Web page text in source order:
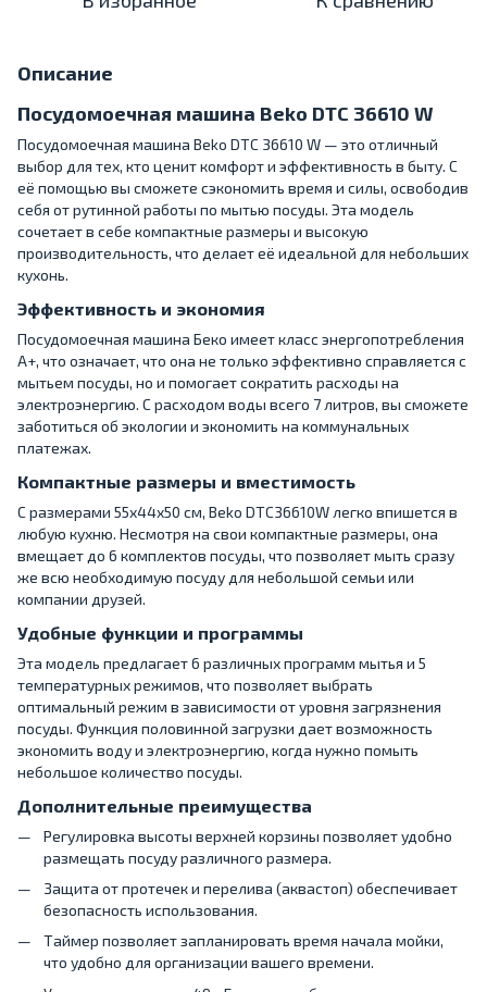
Описание
Посудомоечная машина Beko DTC 36610 W
Посудомоечная машина Beko DTC 36610 W — это отличный
выбор для тех, кто ценит комфорт и эффективность в быту. С
её помощью вы сможете сэкономить время и силы, освободив
себя от рутинной работы по мытью посуды. Эта модель
сочетает в себе компактные размеры и высокую
производительность, что делает её идеальной для небольших
кухонь.
Эффективность и экономия
Посудомоечная машина Беко имеет класс энергопотребления
A+, что означает, что она не только эффективно справляется с
мытьем посуды, но и помогает сократить расходы на
электроэнергию. С расходом воды всего 7 литров, вы сможете
заботиться об экологии и экономить на коммунальных
платежах.
Компактные размеры и вместимость
С размерами 55х44х50 см, Beko DTC36610W легко впишется в
любую кухню. Несмотря на свои компактные размеры, она
вмещает до 6 комплектов посуды, что позволяет мыть сразу
же всю необходимую посуду для небольшой семьи или
компании друзей.
Удобные функции и программы
Эта модель предлагает 6 различных программ мытья и 5
температурных режимов, что позволяет выбрать
оптимальный режим в зависимости от уровня загрязнения
посуды. Функция половинной загрузки дает возможность
экономить воду и электроэнергию, когда нужно помыть
небольшое количество посуды.
Дополнительные преимущества
Регулировка высоты верхней корзины позволяет удобно
размещать посуду различного размера.
Защита от протечек и перелива (аквастоп) обеспечивает
безопасность использования.
Таймер позволяет запланировать время начала мойки,
что удобно для организации вашего времени.